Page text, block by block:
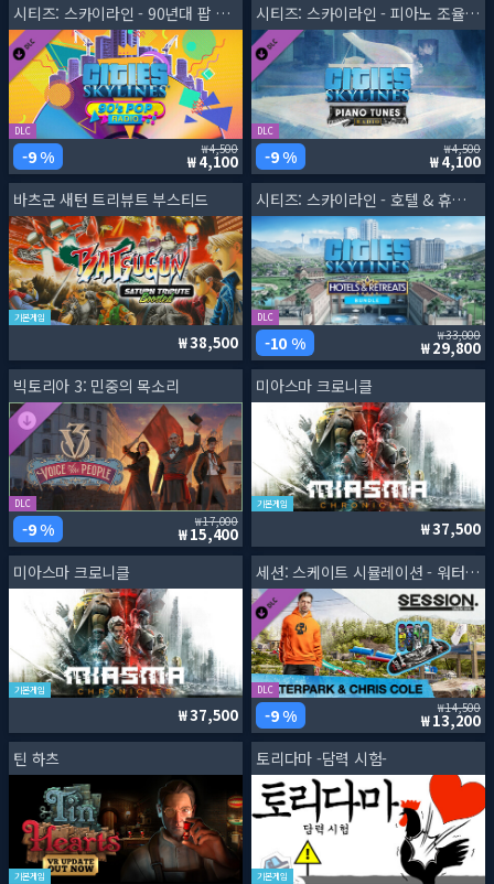
시티즈: 스카이라인 - 90년대 팝 라디오
DLC
9 % 4,500
4,100
시티즈: 스카이라인 - 피아노 조율 라디오
DLC
9 % 4,500
4,100
바츠군 새턴 트리뷰트 부스티드
기본게임
38,500
시티즈: 스카이라인 - 호텔 & 휴가 번들
DLC
10 % 33,000
29,800
빅토리아 3: 민중의 목소리
DLC
9 % 17,000
15,400
미아스마 크로니클
기본게임
37,500
미아스마 크로니클
기본게임
37,500
세션: 스케이트 시뮬레이션 - 워터파크 & 크리스 콜
DLC
9 % 14,500
13,200
틴 하츠
기본게임
토리다마 -담력 시험-
기본게임